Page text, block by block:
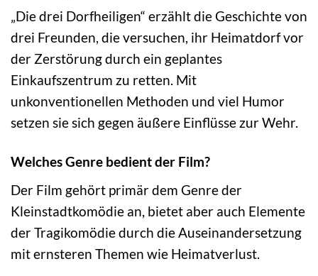
„Die drei Dorfheiligen“ erzählt die Geschichte von
drei Freunden, die versuchen, ihr Heimatdorf vor
der Zerstörung durch ein geplantes
Einkaufszentrum zu retten. Mit
unkonventionellen Methoden und viel Humor
setzen sie sich gegen äußere Einflüsse zur Wehr.
Welches Genre bedient der Film?
Der Film gehört primär dem Genre der
Kleinstadtkomödie an, bietet aber auch Elemente
der Tragikomödie durch die Auseinandersetzung
mit ernsteren Themen wie Heimatverlust.